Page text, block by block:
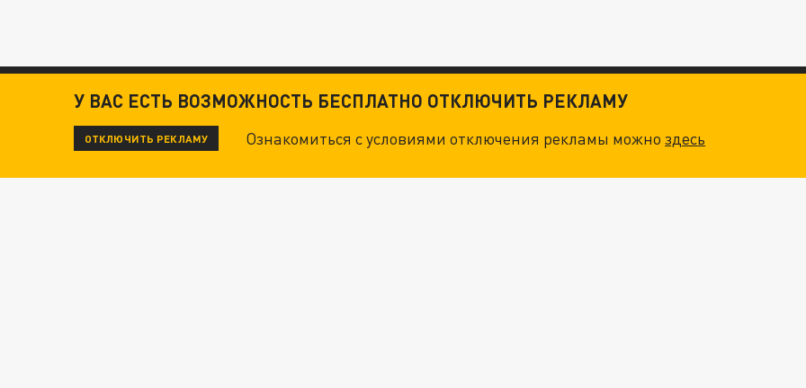
У ВАС ЕСТЬ ВОЗМОЖНОСТЬ БЕСПЛАТНО ОТКЛЮЧИТЬ РЕКЛАМУ
ОТКЛЮЧИТЬ РЕКЛАМУ Ознакомиться с условиями отключения рекламы можноздесь